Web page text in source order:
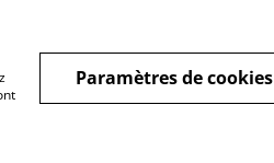
Paramètres de cookies